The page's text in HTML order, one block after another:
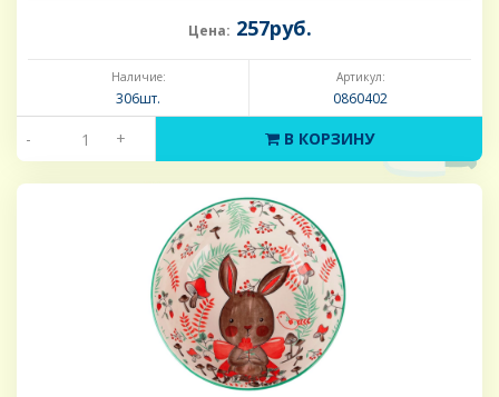
Цена: 257руб.
Наличие:
306шт.
Артикул:
0860402
- + В КОРЗИНУ